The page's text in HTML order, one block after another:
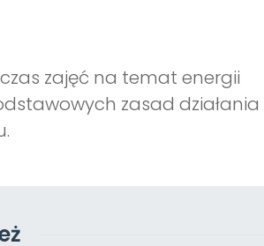
zajęć na temat energii
zasad działania